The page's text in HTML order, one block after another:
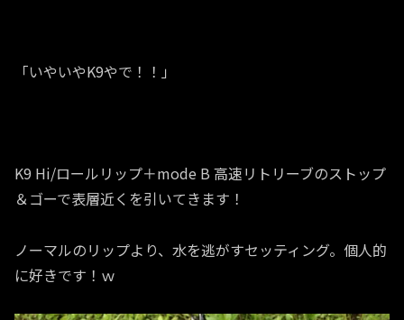
「いやいやK9やで！！」
K9 Hi/ロールリップ＋mode B 高速リトリーブのストップ
＆ゴーで表層近くを引いてきます！
ノーマルのリップより、水を逃がすセッティング。個人的
に好きです！ｗ